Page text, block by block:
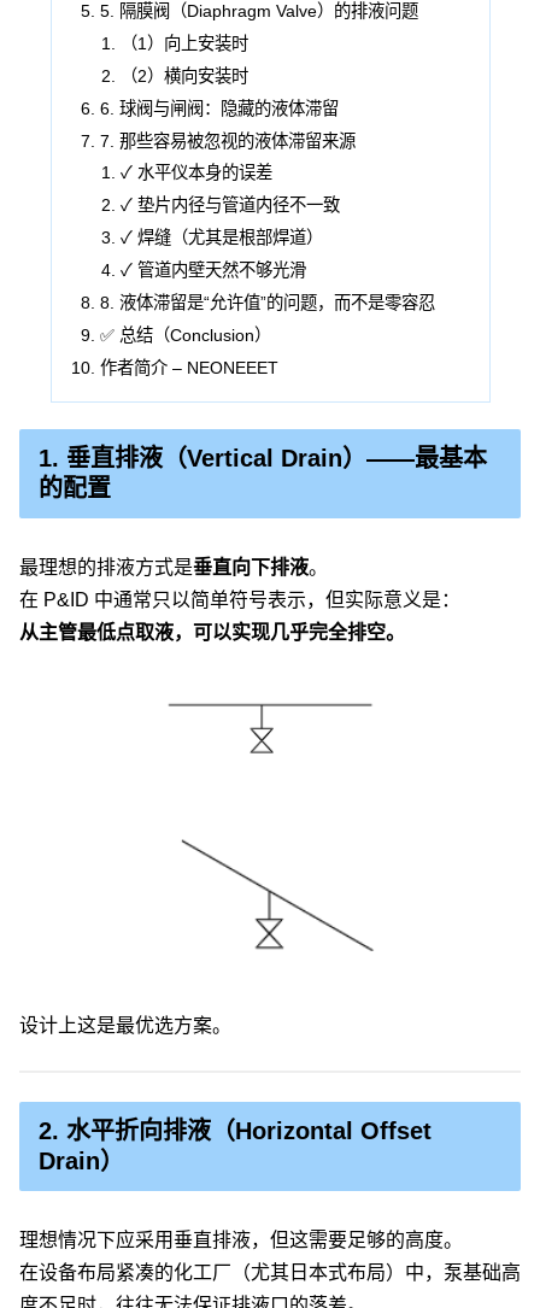
5. 隔膜阀（Diaphragm Valve）的排液问题
（1）向上安装时
（2）横向安装时
6. 球阀与闸阀：隐藏的液体滞留
7. 那些容易被忽视的液体滞留来源
✓ 水平仪本身的误差
✓ 垫片内径与管道内径不一致
✓ 焊缝（尤其是根部焊道）
✓ 管道内壁天然不够光滑
8. 液体滞留是“允许值”的问题，而不是零容忍
✅ 总结（Conclusion）
作者简介 – NEONEEET
1. 垂直排液（Vertical Drain）——最基本
的配置
最理想的排液方式是垂直向下排液。
在 P&ID 中通常只以简单符号表示，但实际意义是：
从主管最低点取液，可以实现几乎完全排空。
设计上这是最优选方案。
2. 水平折向排液（Horizontal Offset
Drain）
理想情况下应采用垂直排液，但这需要足够的高度。
在设备布局紧凑的化工厂（尤其日本式布局）中，泵基础高